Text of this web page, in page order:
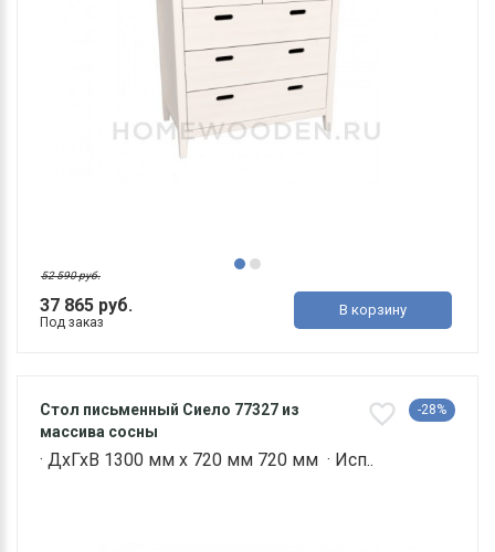
37 865 руб.
52 590 руб.
Под заказ
В корзину
Стол письменный Сиело 77327 из
массива сосны
-28%
· ДхГхВ 1300 мм х 720 мм 720 мм · Исп..